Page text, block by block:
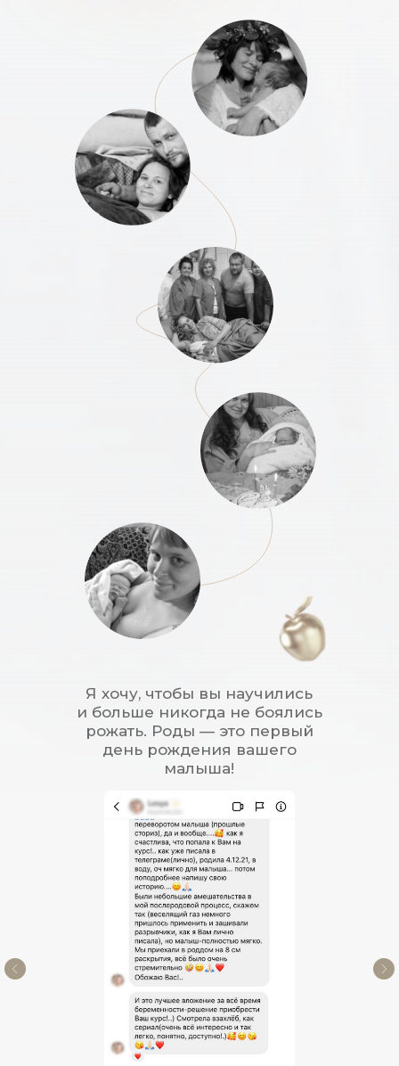
Я хочу, чтобы вы научились
и больше никогда не боялись
рожать. Роды — это первый
день рождения вашего
малыша!